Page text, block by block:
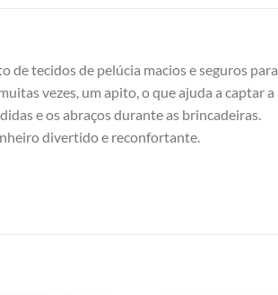
de tecidos de pelúcia macios e seguros
vezes, um apito, o que ajuda a captar
e os abraços durante as brincadeiras.
divertido e reconfortante.